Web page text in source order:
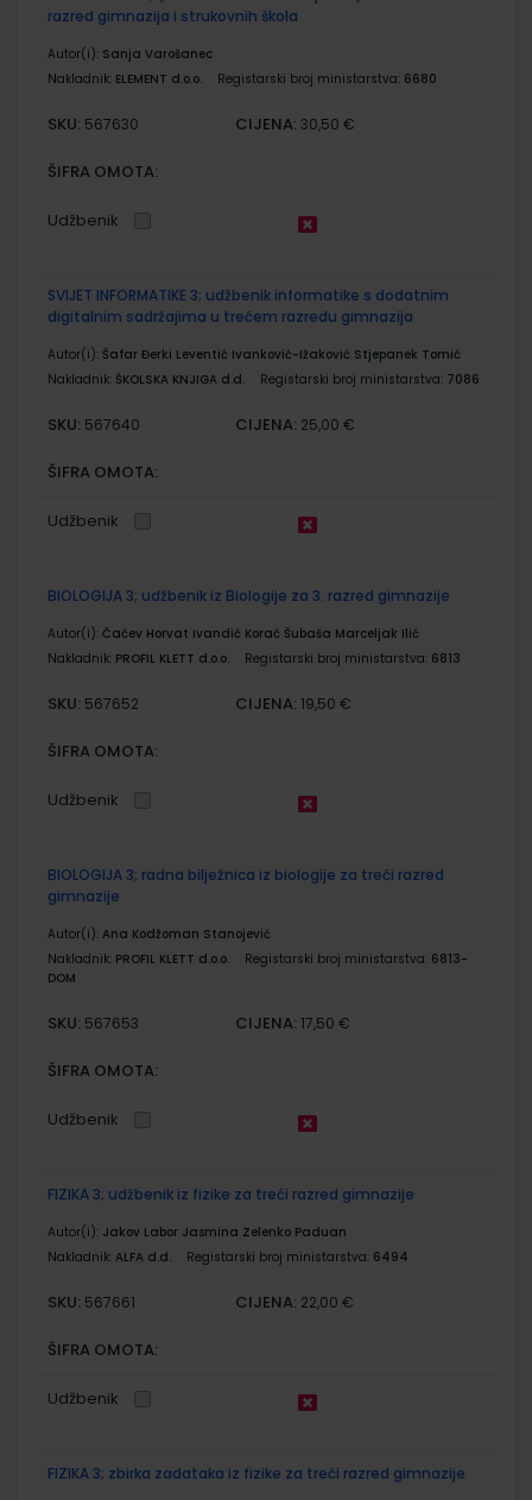
razred gimnazija i strukovnih škola
Autor(i): Sanja Varošanec
Nakladnik: ELEMENT d.o.o. Registarski broj ministarstva: 6680
SKU: 567630 CIJENA: 30,50 €
ŠIFRA OMOTA:
Udžbenik
SVIJET INFORMATIKE 3; udžbenik informatike s dodatnim
digitalnim sadržajima u trećem razredu gimnazija
Autor(i): Šafar Đerki Leventić Ivanković-Ižaković Stjepanek Tomić
Nakladnik: ŠKOLSKA KNJIGA d.d. Registarski broj ministarstva: 7086
SKU: 567640 CIJENA: 25,00 €
ŠIFRA OMOTA:
Udžbenik
BIOLOGIJA 3; udžbenik iz Biologije za 3. razred gimnazije
Autor(i): Čačev Horvat Ivandić Korač Šubaša Marceljak Ilić
Nakladnik: PROFIL KLETT d.o.o. Registarski broj ministarstva: 6813
SKU: 567652 CIJENA: 19,50 €
ŠIFRA OMOTA:
Udžbenik
BIOLOGIJA 3; radna bilježnica iz biologije za treći razred
gimnazije
Autor(i): Ana Kodžoman Stanojević
Nakladnik: PROFIL KLETT d.o.o. Registarski broj ministarstva: 6813-
DOM
SKU: 567653 CIJENA: 17,50 €
ŠIFRA OMOTA:
Udžbenik
FIZIKA 3; udžbenik iz fizike za treći razred gimnazije
Autor(i): Jakov Labor Jasmina Zelenko Paduan
Nakladnik: ALFA d.d. Registarski broj ministarstva: 6494
SKU: 567661 CIJENA: 22,00 €
ŠIFRA OMOTA:
Udžbenik
FIZIKA 3; zbirka zadataka iz fizike za treći razred gimnazije